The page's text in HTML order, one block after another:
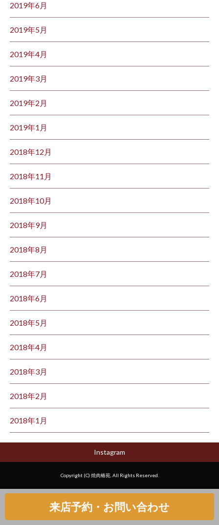
2019年6月
2019年5月
2019年4月
2019年3月
2019年2月
2019年1月
2018年12月
2018年11月
2018年10月
2018年9月
2018年8月
2018年7月
2018年6月
2018年5月
2018年4月
2018年3月
2018年2月
2018年1月
Instagram
Copyright (C) 焼肉椿苑. All Rights Reserved.
来店予約・お問い合わせ